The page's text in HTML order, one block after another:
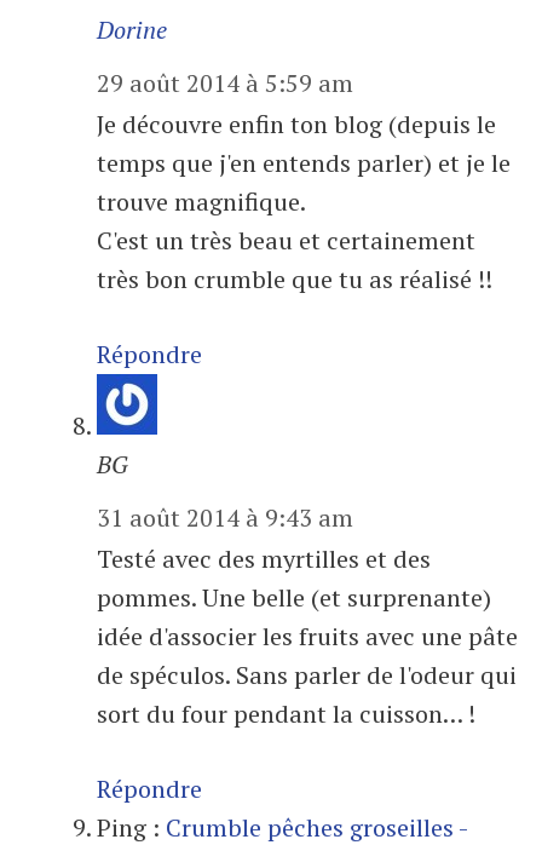
Dorine
29 août 2014 à 5:59 am
Je découvre enfin ton blog (depuis le
temps que j'en entends parler) et je le
trouve magnifique.
C'est un très beau et certainement
très bon crumble que tu as réalisé !!
Répondre
BG
31 août 2014 à 9:43 am
Testé avec des myrtilles et des
pommes. Une belle (et surprenante)
idée d'associer les fruits avec une pâte
de spéculos. Sans parler de l'odeur qui
sort du four pendant la cuisson… !
Répondre
Ping : Crumble pêches groseilles -